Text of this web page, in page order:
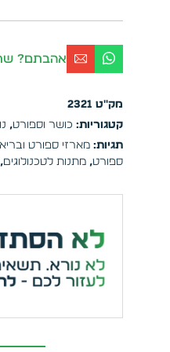
אהבתם?
מק"ט 2321
קטגוריות: כושר וספורט,
תגיות: מארזי ספורט
ספורט,מתנות לטכנולוגים